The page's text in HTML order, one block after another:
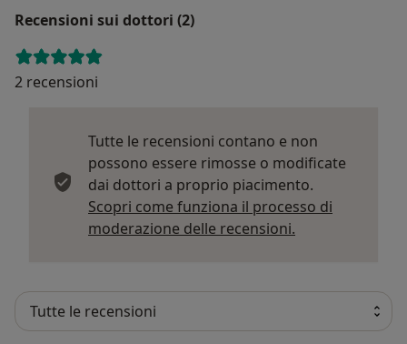
Recensioni sui dottori (2)
2 recensioni
Tutte le recensioni contano e non
possono essere rimosse o modificate
dai dottori a proprio piacimento.
Scopri come funziona il processo di
moderazione delle recensioni.